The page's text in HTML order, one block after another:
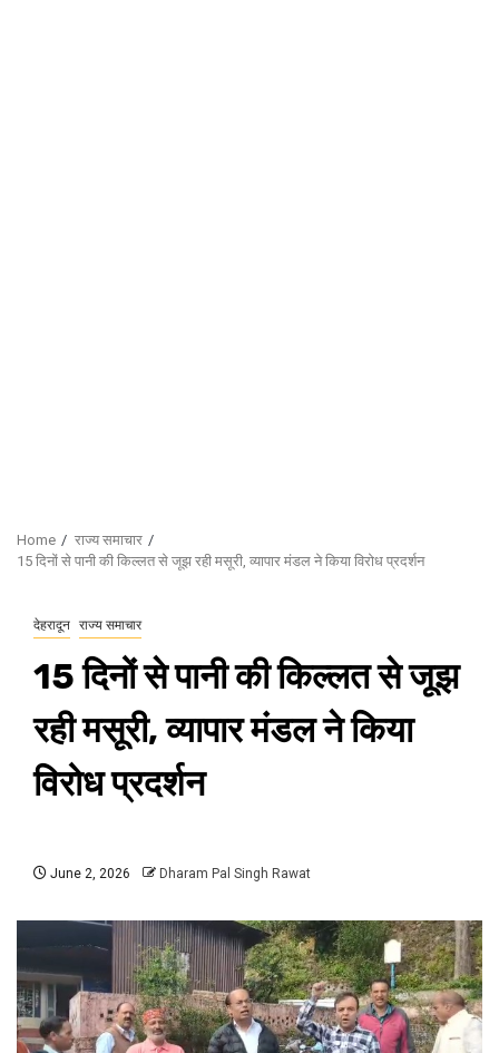
Home
राज्य समाचार
15 दिनों से पानी की किल्लत से जूझ रही मसूरी, व्यापार मंडल ने किया विरोध प्रदर्शन
देहरादून राज्य समाचार
15 दिनों से पानी की किल्लत से जूझ
रही मसूरी, व्यापार मंडल ने किया
विरोध प्रदर्शन
June 2, 2026 Dharam Pal Singh Rawat